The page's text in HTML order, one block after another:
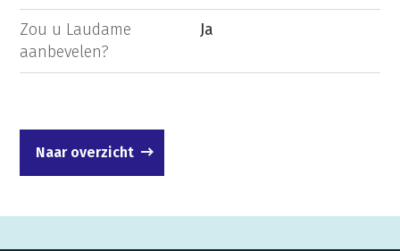
Zou u Laudame
aanbevelen?
Ja
Naar overzicht